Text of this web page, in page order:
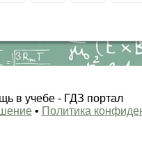
в учебе - ГДЗ портал
• Политика